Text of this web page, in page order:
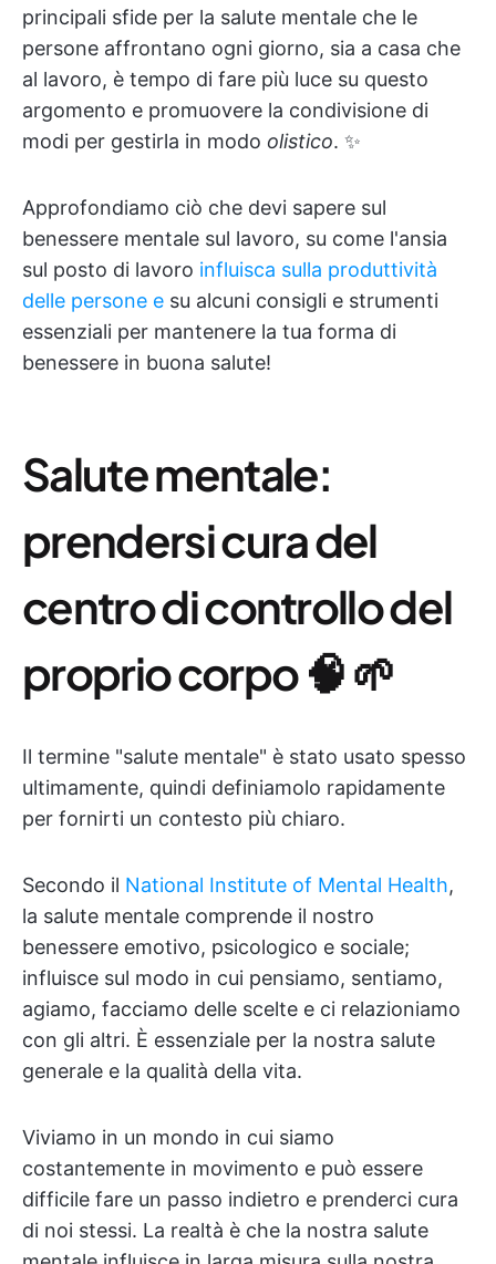
principali sfide per la salute mentale che le
persone affrontano ogni giorno, sia a casa che
al lavoro, è tempo di fare più luce su questo
argomento e promuovere la condivisione di
modi per gestirla in modo olistico. ✨
Approfondiamo ciò che devi sapere sul
benessere mentale sul lavoro, su come l'ansia
sul posto di lavoro influisca sulla produttività
delle persone e su alcuni consigli e strumenti
essenziali per mantenere la tua forma di
benessere in buona salute!
Salute mentale:
prendersi cura del
centro di controllo del
proprio corpo 🧠 🌱
Il termine "salute mentale" è stato usato spesso
ultimamente, quindi definiamolo rapidamente
per fornirti un contesto più chiaro.
Secondo il National Institute of Mental Health,
la salute mentale comprende il nostro
benessere emotivo, psicologico e sociale;
influisce sul modo in cui pensiamo, sentiamo,
agiamo, facciamo delle scelte e ci relazioniamo
con gli altri. È essenziale per la nostra salute
generale e la qualità della vita.
Viviamo in un mondo in cui siamo
costantemente in movimento e può essere
difficile fare un passo indietro e prenderci cura
di noi stessi. La realtà è che la nostra salute